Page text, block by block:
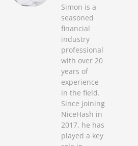
Simon is a
seasoned
financial
industry
professional
with over 20
years of
experience
in the field.
Since joining
NiceHash in
2017, he has
played a key